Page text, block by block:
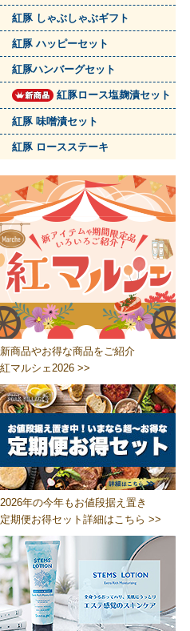
紅豚 しゃぶしゃぶギフト
紅豚 ハッピーセット
紅豚ハンバーグセット
紅豚ロース塩麹漬セット
紅豚 味噌漬セット
紅豚 ロースステーキ
新商品やお得な商品をご紹介
紅マルシェ2026 >>
2026年の今年もお値段据え置き
定期便お得セット詳細はこちら >>